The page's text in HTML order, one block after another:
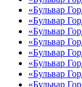
«Бульвар
«Бульвар
«Бульвар
«Бульвар
«Бульвар
«Бульвар
«Бульвар
«Бульвар